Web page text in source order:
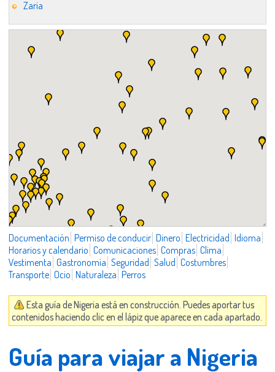
Zaria
Documentación Permiso de conducir Dinero Electricidad Idioma
Horarios y calendario Comunicaciones Compras Clima
Vestimenta Gastronomía Seguridad Salud Costumbres
Transporte Ocio Naturaleza Perros
Esta guía de Nigeria está en construcción. Puedes aportar tus
contenidos haciendo clic en el lápiz que aparece en cada apartado.
Guía para viajar a Nigeria